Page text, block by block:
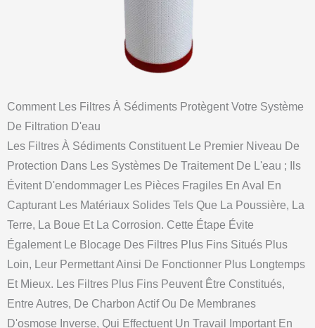
Comment Les Filtres À Sédiments Protègent Votre Système
De Filtration D'eau
Les Filtres À Sédiments Constituent Le Premier Niveau De
Protection Dans Les Systèmes De Traitement De L'eau ; Ils
Évitent D'endommager Les Pièces Fragiles En Aval En
Capturant Les Matériaux Solides Tels Que La Poussière, La
Terre, La Boue Et La Corrosion. Cette Étape Évite
Également Le Blocage Des Filtres Plus Fins Situés Plus
Loin, Leur Permettant Ainsi De Fonctionner Plus Longtemps
Et Mieux. Les Filtres Plus Fins Peuvent Être Constitués,
Entre Autres, De Charbon Actif Ou De Membranes
D'osmose Inverse, Qui Effectuent Un Travail Important En